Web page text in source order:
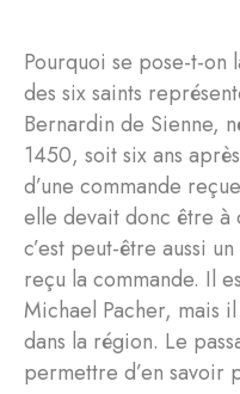
Pourquoi se pose-t-on
des six saints
Bernardin de Sienne,
1450, soit six ans
d’une commande
elle devait donc être à
c’est peut-être aussi
reçu la commande. Il
Michael Pacher, mais
dans la région. Le
permettre d’en savoir